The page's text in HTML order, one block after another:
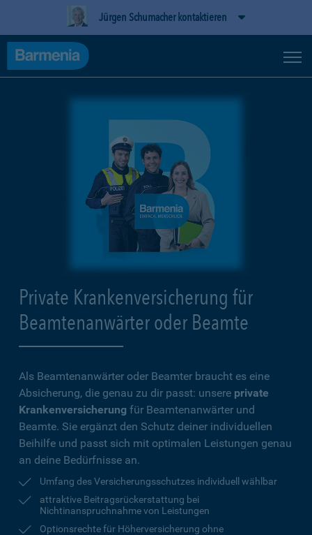
Jürgen Schumacher kontaktieren
Private Krankenversicherung für
Beamtenanwärter oder Beamte
Als Beamtenanwärter oder Beamter braucht es eine
Absicherung, die genau zu dir passt: unsere private
Krankenversicherung für Beamtenanwärter und
Beamte. Sie ergänzt den Schutz deiner individuellen
Beihilfe und passt sich mit optimalen Leistungen genau
an deine Bedürfnisse an.
Umfang des Versicherungsschutzes individuell wählbar
attraktive Beitragsrückerstattung bei
Nichtinanspruchnahme von Leistungen
Optionsrechte für Höherversicherung ohne